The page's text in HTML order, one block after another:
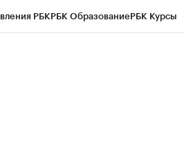
РБКРБК ОбразованиеРБК Курсы